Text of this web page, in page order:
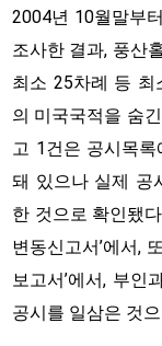
2004년 10월말부
조사한 결과, 풍산
최소 25차례 등 최
의 미국국적을 숨
고 1건은 공시목
돼 있으나 실제 공
한 것으로 확인됐
변동신고서’에서,
보고서’에서, 부
공시를 일삼은 것